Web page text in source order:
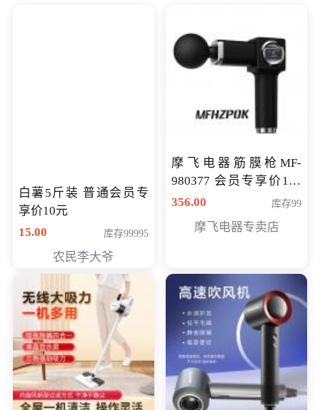
白薯5斤装 普通会员专
享价10元
15.00
库存99995
农民李大爷
摩飞电器筋膜枪MF-
980377 会员专享价199
元
356.00 库存99
摩飞电器专卖店